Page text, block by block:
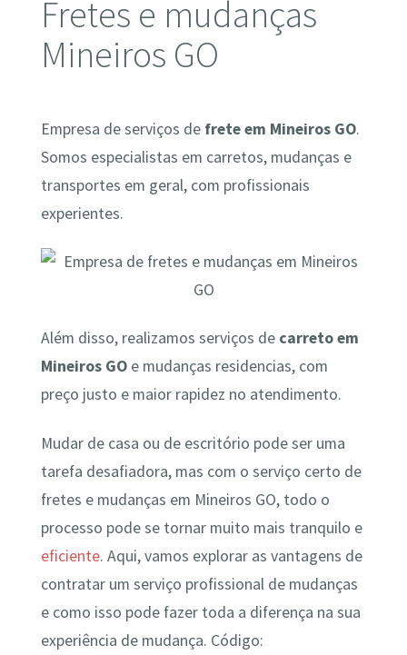
Fretes e mudanças
Mineiros GO
Empresa de serviços de frete em Mineiros GO.
Somos especialistas em carretos, mudanças e
transportes em geral, com profissionais
experientes.
Além disso, realizamos serviços de carreto em
Mineiros GOe mudanças residencias, com
preço justo e maior rapidez no atendimento.
Mudar de casa ou de escritório pode ser uma
tarefa desafiadora, mas com o serviço certo de
fretes e mudanças em Mineiros GO, todo o
processo pode se tornar muito mais tranquilo e
eficiente. Aqui, vamos explorar as vantagens de
contratar um serviço profissional de mudanças
e como isso pode fazer toda a diferença na sua
experiência de mudança. Código: